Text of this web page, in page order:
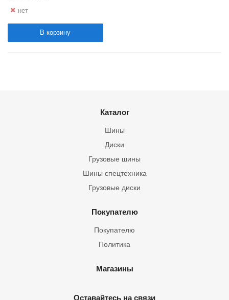
нет
В корзину
Каталог
Шины
Грузовые шины
Шины спецтехника
Диски
Грузовые диски
Покупателю
Покупателю
Политика
Магазины
Оставайтесь на связи